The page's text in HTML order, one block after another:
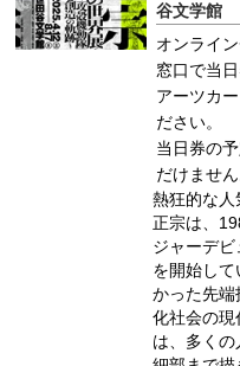
谷文学館
オンライ
窓口で当
アーツカ
ださい。
当日券の
だけません
熱狂的な人
正宗は、
ジャーデ
を開始し
かった先端
化社会の現
は、多くの